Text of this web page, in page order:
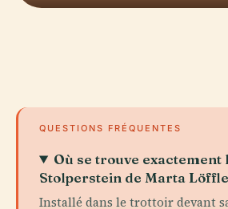
QUESTIONS FRÉQUENTES
Où se trouve exactement
Stolperstein de Marta
Installé dans le trottoir devant